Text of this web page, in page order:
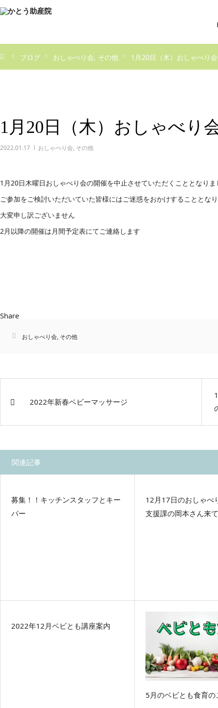
ブログ おしゃべり会 その他 1月20日（木）おしゃべり
1月20日（木）おしゃべり
2022.01.17 おしゃべり会, その他
1月20日木曜日おしゃべり会の開催を中止させていただくこととなりま
ご参加をご検討いただいていた皆様にはご迷惑をおかけすることとなり
大変申し訳ございません
2月以降の開催は月間予定表にてご連絡します
Share
おしゃべり会, その他
2022年新春ベビーマッサージ
関連記事
募集！！キッチンスタッフとキー
パー
12月17日のおしゃべ
支援課の岡本さん来
2022年12月ベビとも講座案内
5月のベビとも食育の